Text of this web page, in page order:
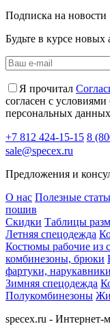
Подписка на новости
Будьте в курсе
Я прочитал
согласен с
персональных данных
+7 812 424-15-15 8
sale@specex.ru
Предложения и
О нас Полезные
пошив
Скидки Таблицы
Летняя спецодежда
Костюмы рабочие из
комбинезоны, брюки
фартуки, нарукавники
Зимняя спецодежда
Полукомбинезоны
specex.ru - Интернет-